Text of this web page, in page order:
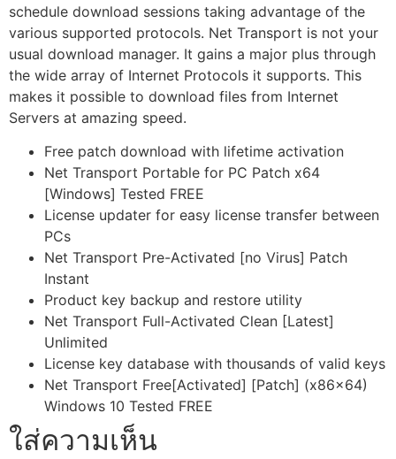
schedule download sessions taking advantage of the
various supported protocols. Net Transport is not your
usual download manager. It gains a major plus through
the wide array of Internet Protocols it supports. This
makes it possible to download files from Internet
Servers at amazing speed.
Free patch download with lifetime activation
Net Transport Portable for PC Patch x64
[Windows] Tested FREE
License updater for easy license transfer between
PCs
Net Transport Pre-Activated [no Virus] Patch
Instant
Product key backup and restore utility
Net Transport Full-Activated Clean [Latest]
Unlimited
License key database with thousands of valid keys
Net Transport Free[Activated] [Patch] (x86x64)
Windows 10 Tested FREE
ใส่ความเห็น